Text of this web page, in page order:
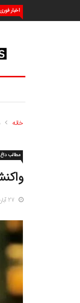
اخبار فوری
خانه
مطالب داغ
27 آبان, 1401